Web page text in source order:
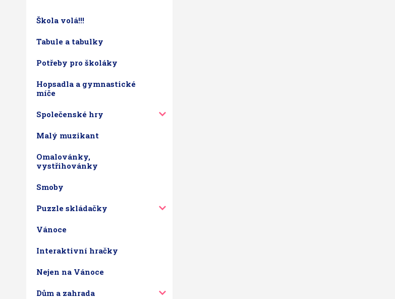
Škola volá!!!
Tabule a tabulky
Potřeby pro školáky
Hopsadla a gymnastické
míče
Společenské hry
Malý muzikant
Omalovánky,
vystřihovánky
Smoby
Puzzle skládačky
Vánoce
Interaktivní hračky
Nejen na Vánoce
Dům a zahrada